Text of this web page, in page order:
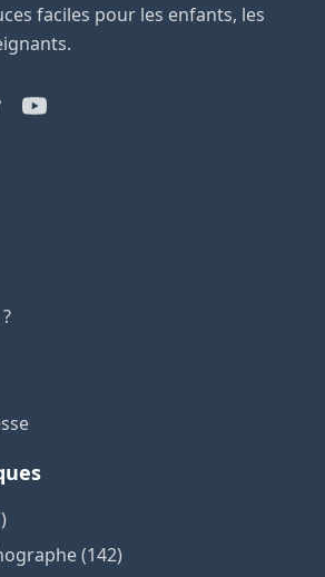
faciles pour les enfants, les
(142)